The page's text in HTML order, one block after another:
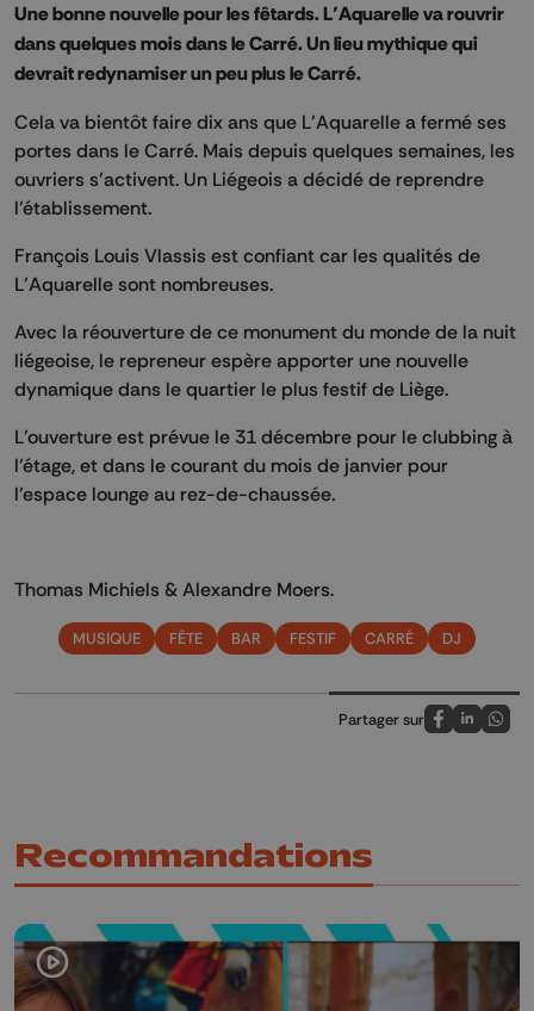
Une bonne nouvelle pour les fêtards. L’Aquarelle va rouvrir
dans quelques mois dans le Carré. Un lieu mythique qui
devrait redynamiser un peu plus le Carré.
Cela va bientôt faire dix ans que L’Aquarelle a fermé ses
portes dans le Carré. Mais depuis quelques semaines, les
ouvriers s’activent. Un Liégeois a décidé de reprendre
l’établissement.
François Louis Vlassis est confiant car les qualités de
L’Aquarelle sont nombreuses.
Avec la réouverture de ce monument du monde de la nuit
liégeoise, le repreneur espère apporter une nouvelle
dynamique dans le quartier le plus festif de Liège.
L’ouverture est prévue le 31 décembre pour le clubbing à
l’étage, et dans le courant du mois de janvier pour
l’espace lounge au rez-de-chaussée.
Thomas Michiels & Alexandre Moers.
MUSIQUE FÊTE BAR FESTIF CARRÉ DJ
Partager sur
Partagez sur
Partagez
Recommandations